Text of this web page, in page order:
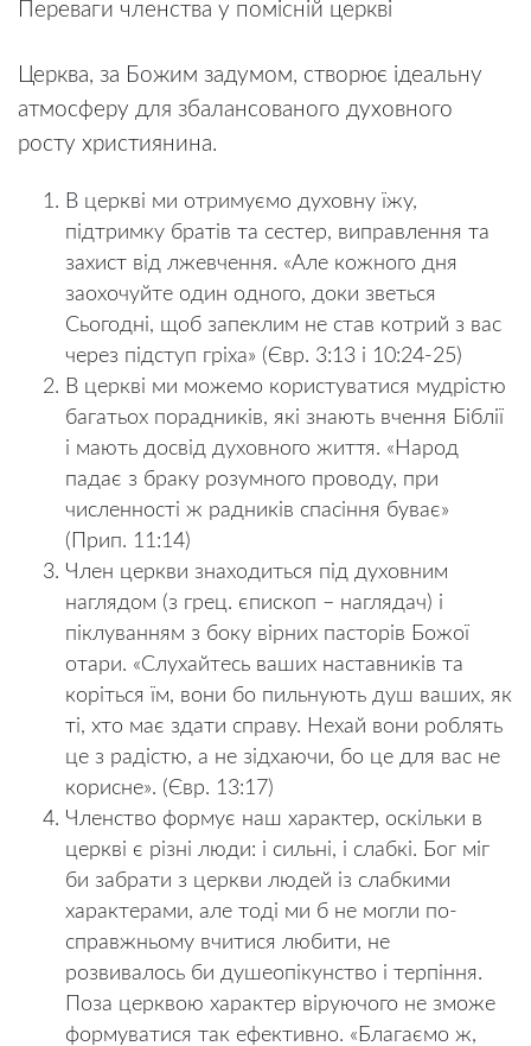
Переваги членства у помісній церкві
Церква, за Божим задумом, створює ідеальну
атмосферу для збалансованого духовного
росту християнина.
В церкві ми отримуємо духовну їжу,
підтримку братів та сестер, виправлення та
захист від лжевчення. «Але кожного дня
заохочуйте один одного, доки зветься
Сьогодні, щоб запеклим не став котрий з вас
через підступ гріха» (Євр. 3:13 і 10:24-25)
В церкві ми можемо користуватися мудрістю
багатьох порадників, які знають вчення Біблії
і мають досвід духовного життя. «Народ
падає з браку розумного проводу, при
численності ж радників спасіння буває»
(Прип. 11:14)
Член церкви знаходиться під духовним
наглядом (з грец. єпископ – наглядач) і
піклуванням з боку вірних пасторів Божої
отари. «Слухайтесь ваших наставників та
коріться їм, вони бо пильнують душ ваших, як
ті, хто має здати справу. Нехай вони роблять
це з радістю, а не зідхаючи, бо це для вас не
корисне». (Євр. 13:17)
Членство формує наш характер, оскільки в
церкві є різні люди: і сильні, і слабкі. Бог міг
би забрати з церкви людей із слабкими
характерами, але тоді ми б не могли по-
справжньому вчитися любити, не
розвивалось би душеопікунство і терпіння.
Поза церквою характер віруючого не зможе
формуватися так ефективно. «Благаємо ж,